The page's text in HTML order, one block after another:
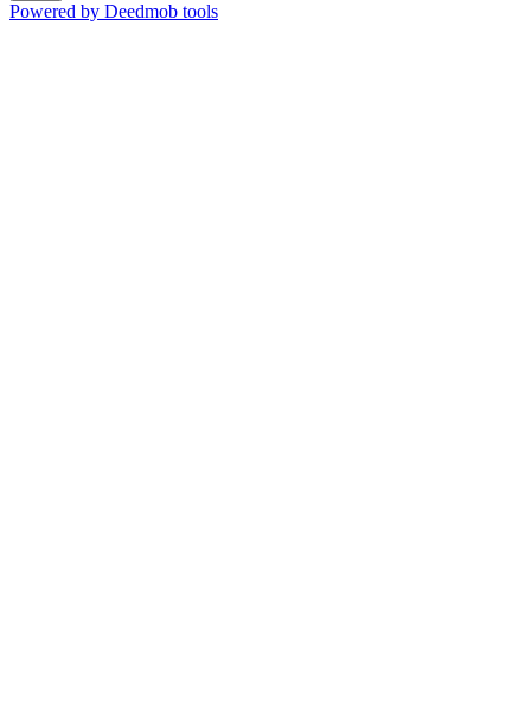
Powered by Deedmob tools